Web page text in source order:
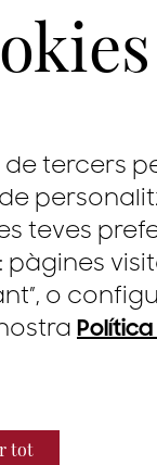
Una
de tercers
teves
o
tot